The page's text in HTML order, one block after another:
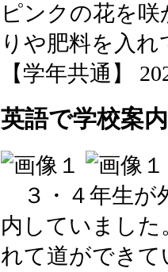
ピンクの花を
りや肥料を入
【学年共通】
英語で学校案
３・４年生が
内していまし
れて道ができて